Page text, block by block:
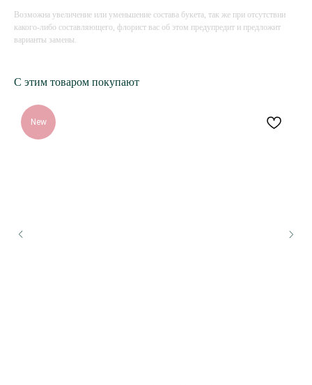
Возможна увеличение или уменьшение состава букета, так же при отсутствии
какого-либо составляющего, флорист вас об этом предупредит и предложит
варианты замены.
С этим товаром покупают
New